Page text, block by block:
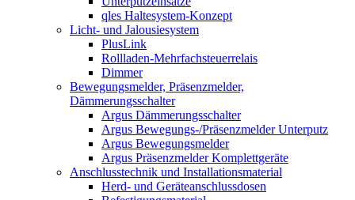
qles Haltesystem-Konzept
Licht- und Jalousiesystem
PlusLink
Rollladen-Mehrfachsteuerrelais
Dimmer
Bewegungsmelder, Präsenzmelder,
Dämmerungsschalter
Argus Dämmerungsschalter
Argus Bewegungs-/Präsenzmelder Unterputz
Argus Bewegungsmelder
Argus Präsenzmelder Komplettgeräte
Anschlusstechnik und Installationsmaterial
Herd- und Geräteanschlussdosen